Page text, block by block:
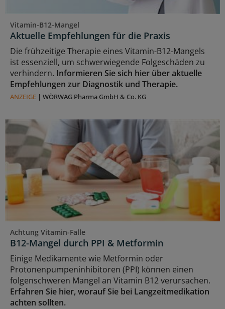
Vitamin-B12-Mangel
Aktuelle Empfehlungen für die Praxis
Die frühzeitige Therapie eines Vitamin-B12-Mangels
ist essenziell, um schwerwiegende Folgeschäden zu
verhindern. Informieren Sie sich hier über aktuelle
Empfehlungen zur Diagnostik und Therapie.
ANZEIGE | WÖRWAG Pharma GmbH & Co. KG
Achtung Vitamin-Falle
B12-Mangel durch PPI & Metformin
Einige Medikamente wie Metformin oder
Protonenpumpeninhibitoren (PPI) können einen
folgenschweren Mangel an Vitamin B12 verursachen.
Erfahren Sie hier, worauf Sie bei Langzeitmedikation
achten sollten.